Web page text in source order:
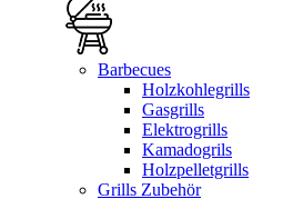
Barbecues
Holzkohlegrills
Gasgrills
Elektrogrills
Kamadogrils
Holzpelletgrills
Grills Zubehör